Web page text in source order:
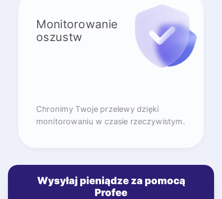
Monitorowanie
oszustw
Chronimy Twoje przelewy dzięki
monitorowaniu w czasie rzeczywistym.
Wysyłaj pieniądze za pomocą
Profee